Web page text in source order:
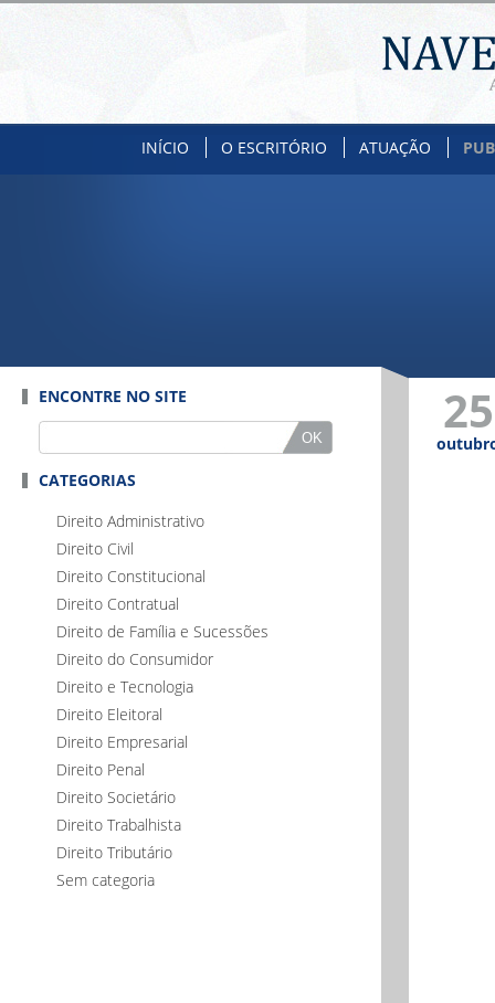
INÍCIO O ESCRITÓRIO ATUAÇÃO
ENCONTRE NO SITE
CATEGORIAS
Direito Administrativo
Direito Civil
Direito Constitucional
Direito Contratual
Direito de Família e Sucessões
Direito do Consumidor
Direito e Tecnologia
Direito Eleitoral
Direito Empresarial
Direito Penal
Direito Societário
Direito Trabalhista
Direito Tributário
Sem categoria
25